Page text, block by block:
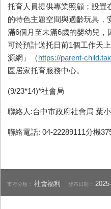
托育人員提供專業照顧；設置
的特色主題空間與適齡玩具，
滿6個月至未滿6歲的嬰幼兒，
可於預計送托日前1個工作天
源網」（https://parent-
區居家托育服務中心。
(9/23*14)*社會局
聯絡人:台中市政府社會局 葉
聯絡電話: 04-22289111分機
市府分類：社會福利 發布日期：